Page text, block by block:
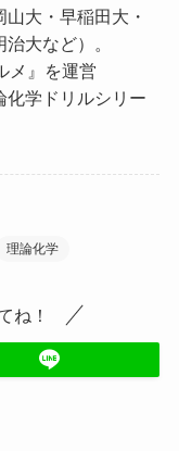
大・早稲田大・
大など）。
メ』を運営
化学ドリルシリー
理論化学
ね！